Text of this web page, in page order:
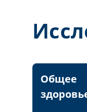
Общее